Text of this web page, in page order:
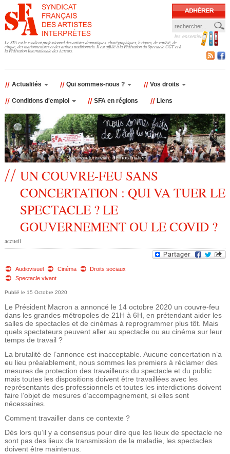
F
r
u
l
i
e
d
e
h
e
c
les essentiels
Le SFA est le syndicat professionnel des artistes dramatiques, chorégraphiques, lyriques, de variété, de
cirque, des marionnettistes et des artistes traditionnels. Il est affilié à la Fédération du Spectacle CGT et à
la Fédération Internationale des Acteurs.
Actualités Qui sommes-nous ? Vos droits
Conditions d'emploi SFA en régions Liens
Nous voulons vivre de nos métiers
UN COUVRE-FEU SANS
CONCERTATION : QUI VA TUER LE
SPECTACLE ? LE
GOUVERNEMENT OU LE COVID ?
o
u
s
ê
t
e
s
i
i
accueil
Audiovisuel Cinéma
Droits sociaux
Spectacle vivant
15 Octobre 2020
Le Président Macron a annoncé le 14 octobre 2020 un couvre-feu
dans les grandes métropoles de 21H à 6H, en prétendant aider les
salles de spectacles et de cinémas à reprogrammer plus tôt. Mais
quels spectateurs peuvent aller au spectacle ou au cinéma sur leur
temps de travail ?
La brutalité de l’annonce est inacceptable. Aucune concertation n’a
eu lieu préalablement, nous sommes les premiers à réclamer des
mesures de protection des travailleurs du spectacle et du public
mais toutes les dispositions doivent être travaillées avec les
représentants des professionnels et toutes les interdictions doivent
faire l’objet de mesures d’accompagnement, si elles sont
nécessaires.
Comment travailler dans ce contexte ?
Dès lors qu’il y a consensus pour dire que les lieux de spectacle ne
sont pas des lieux de transmission de la maladie, les spectacles
doivent être maintenus.